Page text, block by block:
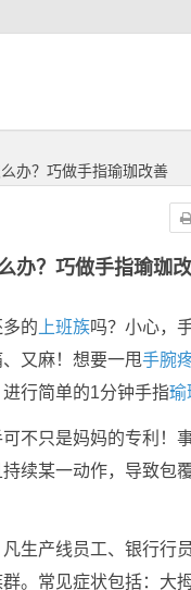
么办？巧做手指瑜珈改善
办？巧做手指瑜珈
的 上班族吗？小心，
又麻！想要一甩手腕
行简单的1分钟手指瑜
不只是妈妈的专利！
续某一动作，导致包
生产线员工、银行行
。常见症状包括：大